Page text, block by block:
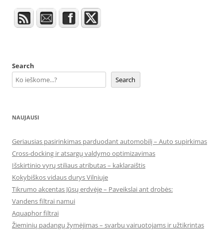
Search
Search
NAUJAUSI
Geriausias pasirinkimas parduodant automobilį – Auto supirkimas
Cross-docking ir atsargų valdymo optimizavimas
Išskirtinio vyrų stiliaus atributas – kaklaraištis
Kokybiškos vidaus durys Vilniuje
Tikrumo akcentas Jūsų erdvėje – Paveikslai ant drobės:
Vandens filtrai namui
Aquaphor filtrai
Žieminių padangų žymėjimas – svarbu vairuotojams ir užtikrintas